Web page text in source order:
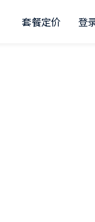
套餐定价 登